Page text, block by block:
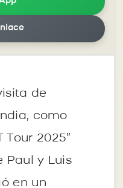
de
como
Tour 2025”
Paul y Luis
en un